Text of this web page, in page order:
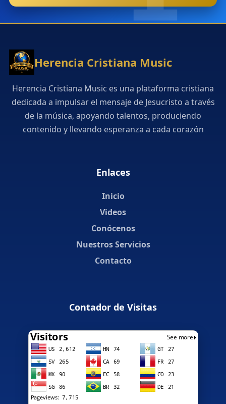
Herencia Cristiana Music
Herencia Cristiana Music es una plataforma cristiana
dedicada a impulsar el mensaje de Jesucristo a través
de la música, apoyando talentos, produciendo
contenido y llevando esperanza a cada corazón
Enlaces
Inicio
Videos
Conócenos
Nuestros Servicios
Contacto
Contador de Visitas